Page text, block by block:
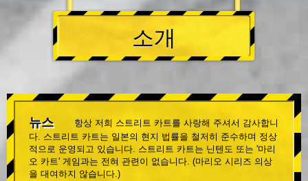
소개
뉴스
항상 저희 스트리트 카트를 사랑해 주셔서 감사합니
다. 스트리트 카트는 일본의 현지 법률을 철저히 준수하며 정상
적으로 운영되고 있습니다. 스트리트 카트는 닌텐도 또는 '마리
오 카트' 게임과는 전혀 관련이 없습니다. (마리오 시리즈 의상
을 대여하지 않습니다.)